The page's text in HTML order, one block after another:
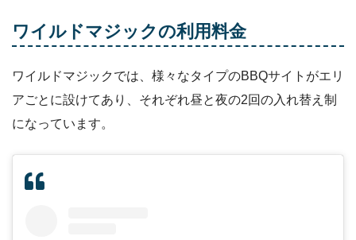
ワイルドマジックの利用料金
ワイルドマジックでは、様々なタイプのBBQサイトがエリ
アごとに設けてあり、それぞれ昼と夜の2回の入れ替え制
になっています。